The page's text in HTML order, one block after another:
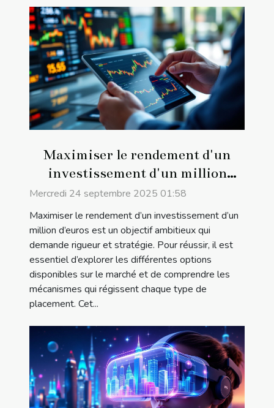
Maximiser le rendement d'un
investissement d'un million
d'euros
Mercredi 24 septembre 2025 01:58
Maximiser le rendement d’un investissement d’un
million d’euros est un objectif ambitieux qui
demande rigueur et stratégie. Pour réussir, il est
essentiel d’explorer les différentes options
disponibles sur le marché et de comprendre les
mécanismes qui régissent chaque type de
placement. Cet...